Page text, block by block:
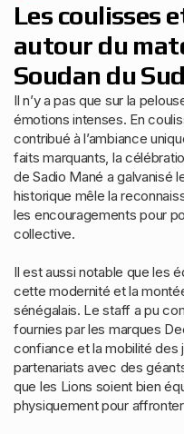
Les coulisses
autour du
Soudan du Sud
Il n’y a pas que sur la
émotions intenses. En
contribué à l’ambiance
faits marquants, la
de Sadio Mané a galvanisé
historique mêle la
les encouragements pour
collective.
Il est aussi notable que les
cette modernité et la
sénégalais. Le staff a pu
fournies par les marques
confiance et la mobilité des
partenariats avec des
que les Lions soient bien
physiquement pour